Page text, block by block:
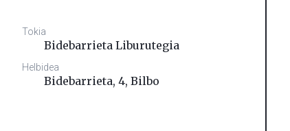
Tokia
Bidebarrieta Liburutegia
Helbidea
Bidebarrieta, 4,Bilbo